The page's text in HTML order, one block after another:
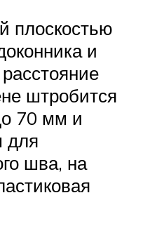
плоскостью
и
штробится
70 мм и
для
шва, на